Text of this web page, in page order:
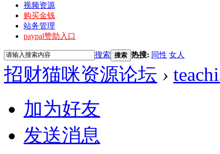
视频资源
购买金钱
站务管理
paypal赞助入口
搜索 搜索 热搜: 同性 女人
招财猫咪资源论坛 ›
加为好友
发送消息